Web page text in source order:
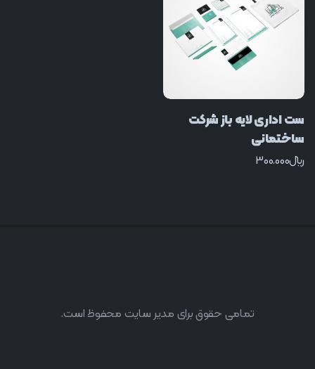
ست اداری لایه باز شرکت
ساختمانی
﷼300.000
تمامی حقوق برای مدیر سایت محفوظ است.